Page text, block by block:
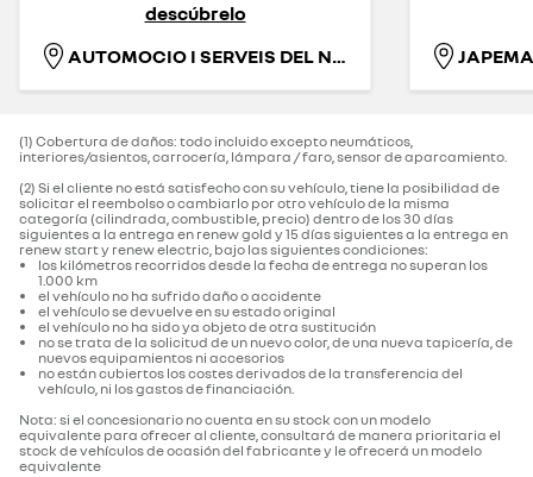
descúbrelo
AUTOMOCIO I SERVEIS DEL NORD-EST. S.L.
(1) Cobertura de daños: todo incluido excepto neumáticos,
interiores/asientos, carrocería, lámpara / faro, sensor de aparcamiento.‌
(2) Si el cliente no está satisfecho con su vehículo, tiene la posibilidad de
solicitar el reembolso o cambiarlo por otro vehículo de la misma
categoría (cilindrada, combustible, precio) dentro de los 30 días
siguientes a la entrega en renew gold y 15 días siguientes a la entrega en
renew start y renew electric, bajo las siguientes condiciones:
los kilómetros recorridos desde la fecha de entrega no superan los
1.000 km
el vehículo no ha sufrido daño o accidente
el vehículo se devuelve en su estado original
el vehículo no ha sido ya objeto de otra sustitución
no se trata de la solicitud de un nuevo color, de una nueva tapicería, de
nuevos equipamientos ni accesorios
no están cubiertos los costes derivados de la transferencia del
vehículo, ni los gastos de financiación.
Nota: si el concesionario no cuenta en su stock con un modelo
equivalente para ofrecer al cliente, consultará de manera prioritaria el
stock de vehículos de ocasión del fabricante y le ofrecerá un modelo
equivalente